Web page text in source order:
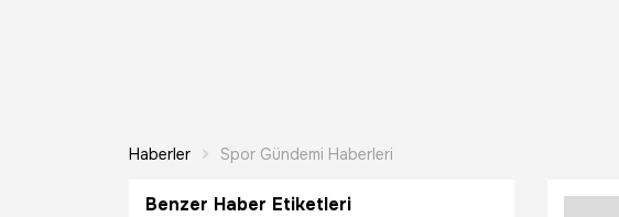
Haberler Spor Gündemi Haberleri
Benzer Haber Etiketleri